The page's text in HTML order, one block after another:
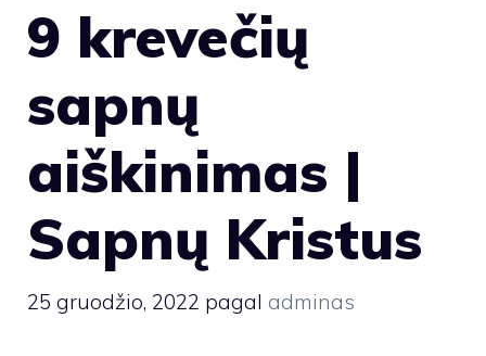
9 krevečių
sapnų
aiškinimas |
Sapnų Kristus
25 gruodžio, 2022 pagal adminas